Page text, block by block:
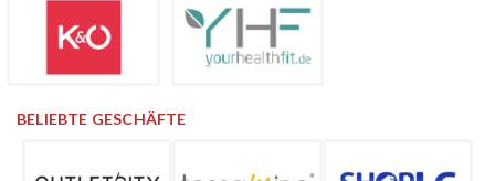
BELIEBTE GESCHÄFTE